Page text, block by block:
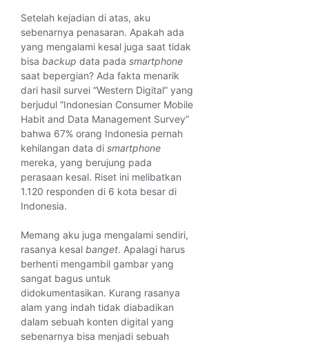
Setelah kejadian di atas, aku
sebenarnya penasaran. Apakah ada
yang mengalami kesal juga saat tidak
bisa backup data pada smartphone
saat bepergian? Ada fakta menarik
dari hasil survei “Western Digital” yang
berjudul “Indonesian Consumer Mobile
Habit and Data Management Survey”
bahwa 67% orang Indonesia pernah
kehilangan data di smartphone
mereka, yang berujung pada
perasaan kesal. Riset ini melibatkan
1.120 responden di 6 kota besar di
Indonesia.
Memang aku juga mengalami sendiri,
rasanya kesal banget. Apalagi harus
berhenti mengambil gambar yang
sangat bagus untuk
didokumentasikan. Kurang rasanya
alam yang indah tidak diabadikan
dalam sebuah konten digital yang
sebenarnya bisa menjadi sebuah